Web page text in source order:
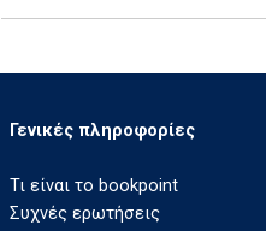
Γενικές πληροφορίες
Τι είναι το bookpoint
Συχνές ερωτήσεις